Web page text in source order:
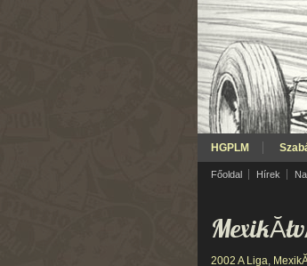
HGPLM
Főoldal Hírek
2002 A Liga,